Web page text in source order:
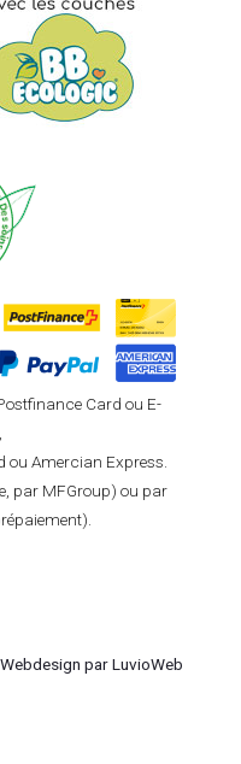
Card ou E-
ou Amercian Express.
par MFGroup) ou par
Webdesign par LuvioWeb